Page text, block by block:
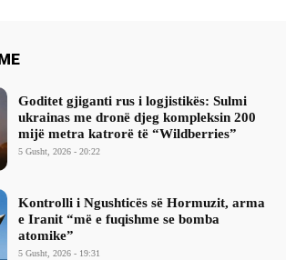
Goditet gjiganti rus i logjistikës: Sulmi
ukrainas me dronë djeg kompleksin 200
mijë metra katrorë të “Wildberries”
5 Gusht, 2026 - 20:22
Kontrolli i Ngushticës së Hormuzit, arma
e Iranit “më e fuqishme se bomba
atomike”
5 Gusht, 2026 - 19:31